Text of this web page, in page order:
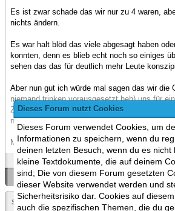
Dieses Forum nutzt Cookies
Dieses Forum verwendet Cookies, um
Informationen zu speichern, wenn du
deinen letzten Besuch, wenn du es nicht
kleine Textdokumente, die auf deinem
sind; Die von diesem Forum gesetzten
dieser Website verwendet werden und
Sicherheitsrisiko dar. Cookies auf
auch die spezifischen Themen, die du
Es ist zwar schade das wir nur zu 4 waren,
nichts ändern.
Es war halt blöd das viele abgesagt haben
konnten, denn es blieb echt noch so einiges
sehen das das für deutlich mehr Leute
Aber nun gut ich würde mal sagen das wir die
niemand trinken vorausgesetzt heh) uns für
Zusammenkünft aufsparen. Das Knabberzeug
nicht so lange aufheben, von dem her
Mir hats auf jeden Fall viel Spaß gemacht.
«Ein Thema zurück|Ein
Seite: